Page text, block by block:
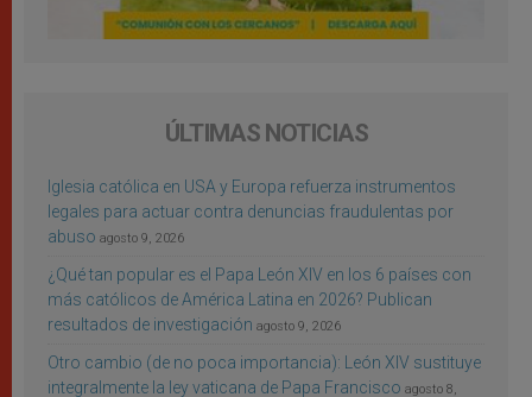
ÚLTIMAS NOTICIAS
Iglesia católica en USA y Europa refuerza instrumentos
legales para actuar contra denuncias fraudulentas por
abuso agosto 9, 2026
¿Qué tan popular es el Papa León XIV en los 6 países con
más católicos de América Latina en 2026? Publican
resultados de investigación agosto 9, 2026
Otro cambio (de no poca importancia): León XIV sustituye
integralmente la ley vaticana de Papa Francisco agosto 8,